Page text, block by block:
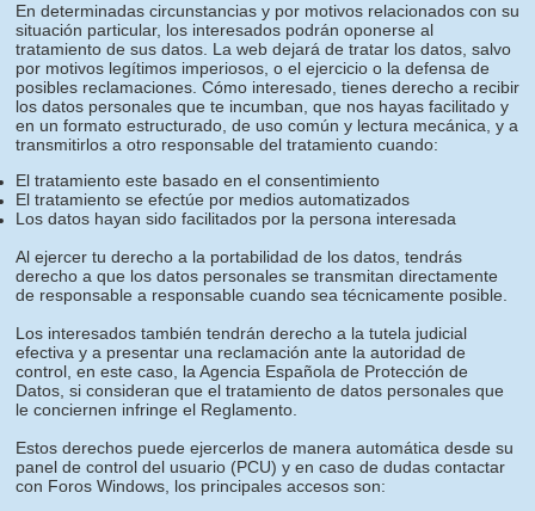
En determinadas circunstancias y por motivos relacionados con su
situación particular, los interesados podrán oponerse al
tratamiento de sus datos. La web dejará de tratar los datos, salvo
por motivos legítimos imperiosos, o el ejercicio o la defensa de
posibles reclamaciones. Cómo interesado, tienes derecho a recibir
los datos personales que te incumban, que nos hayas facilitado y
en un formato estructurado, de uso común y lectura mecánica, y a
transmitirlos a otro responsable del tratamiento cuando:
El tratamiento este basado en el consentimiento
El tratamiento se efectúe por medios automatizados
Los datos hayan sido facilitados por la persona interesada
Al ejercer tu derecho a la portabilidad de los datos, tendrás
derecho a que los datos personales se transmitan directamente
de responsable a responsable cuando sea técnicamente posible.
Los interesados también tendrán derecho a la tutela judicial
efectiva y a presentar una reclamación ante la autoridad de
control, en este caso, la Agencia Española de Protección de
Datos, si consideran que el tratamiento de datos personales que
le conciernen infringe el Reglamento.
Estos derechos puede ejercerlos de manera automática desde su
panel de control del usuario (PCU) y en caso de dudas contactar
con Foros Windows, los principales accesos son: